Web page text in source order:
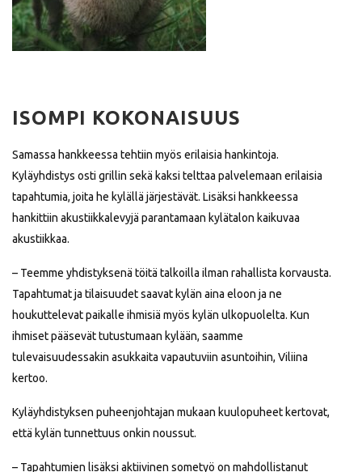
ISOMPI KOKONAISUUS
Samassa hankkeessa tehtiin myös erilaisia hankintoja.
Kyläyhdistys osti grillin sekä kaksi telttaa palvelemaan erilaisia
tapahtumia, joita he kylällä järjestävät. Lisäksi hankkeessa
hankittiin akustiikkalevyjä parantamaan kylätalon kaikuvaa
akustiikkaa.
– Teemme yhdistyksenä töitä talkoilla ilman rahallista korvausta.
Tapahtumat ja tilaisuudet saavat kylän aina eloon ja ne
houkuttelevat paikalle ihmisiä myös kylän ulkopuolelta. Kun
ihmiset pääsevät tutustumaan kylään, saamme
tulevaisuudessakin asukkaita vapautuviin asuntoihin, Viliina
kertoo.
Kyläyhdistyksen puheenjohtajan mukaan kuulopuheet kertovat,
että kylän tunnettuus onkin noussut.
– Tapahtumien lisäksi aktiivinen sometyö on mahdollistanut